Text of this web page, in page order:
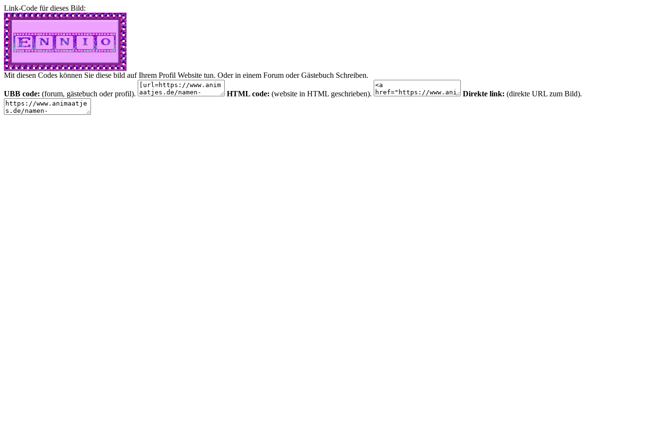
Link-Code für dieses Bild:
Mit diesen Codes können Sie diese bild auf Ihrem Profil Website tun. Oder in einem Forum oder Gästebuch Schreiben.
UBB code: (forum, gästebuch oder profil). HTML code: (website in HTML geschrieben). Direkte link: (direkte URL zum Bild).